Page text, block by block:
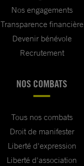
Nos engagements
Transparence financière
Devenir bénévole
Recrutement
NOS COMBATS
Tous nos combats
Droit de manifester
Liberté d'expression
Liberté d'association